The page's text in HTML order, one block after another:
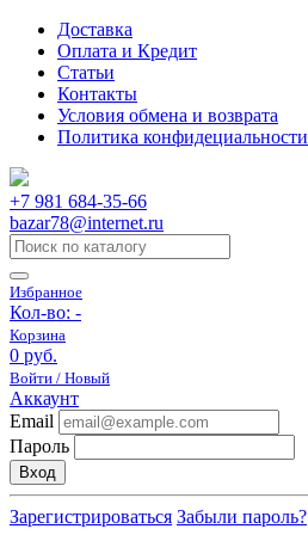
Доставка
Оплата и Кредит
Статьи
Контакты
Условия обмена и возврата
Политика конфидециальности
+7 981 684-35-66
bazar78@internet.ru
Избранное
Кол-во: -
Корзина
0 руб.
Войти / Новый
Аккаунт
Email
Пароль
Вход
Зарегистрироваться Забыли пароль?